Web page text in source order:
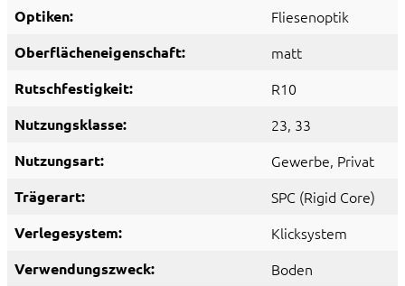
Optiken: Fliesenoptik
Oberflächeneigenschaft: matt
Rutschfestigkeit: R10
Nutzungsklasse: 23, 33
Nutzungsart: Gewerbe, Privat
Trägerart: SPC (Rigid Core)
Verlegesystem: Klicksystem
Verwendungszweck: Boden